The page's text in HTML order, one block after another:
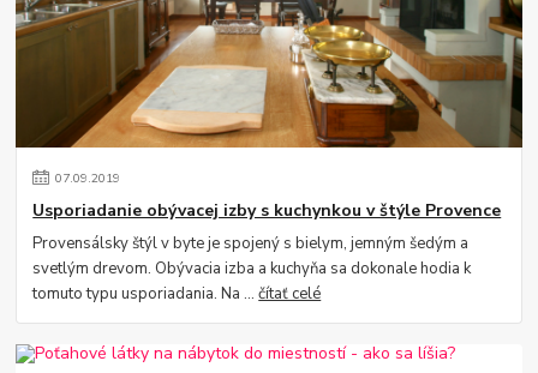
07.09.2019
Usporiadanie obývacej izby s kuchynkou v štýle Provence
Provensálsky štýl v byte je spojený s bielym, jemným šedým a
svetlým drevom. Obývacia izba a kuchyňa sa dokonale hodia k
tomuto typu usporiadania. Na ...čítať celé